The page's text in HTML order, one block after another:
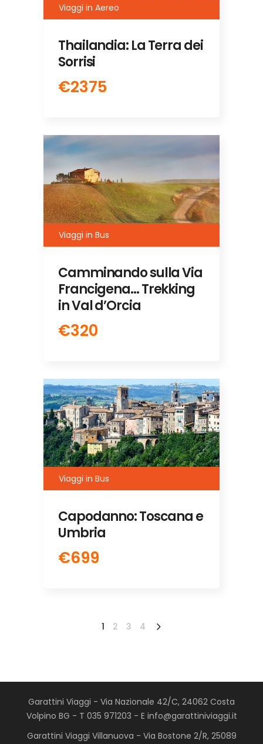
Viaggi in Aereo
Thailandia: La Terra dei
Sorrisi
€2375
Viaggi in Bus
Camminando sulla Via
Francigena… Trekking
in Val d’Orcia
€320
Viaggi in Bus
Capodanno: Toscana e
Umbria
€699
1 2 3 4
Garattini Viaggi - Via Nazionale 42/C, 24062 Costa
Volpino BG - T 035 971203 - E info@garattiniviaggi.it
Garattini Viaggi Villanuova - Via Bostone 2/R, 25089